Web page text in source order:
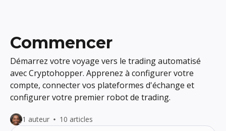
Commencer
Démarrez votre voyage vers le trading automatisé
avec Cryptohopper. Apprenez à configurer votre
compte, connecter vos plateformes d'échange et
configurer votre premier robot de trading.
1 auteur 10 articles